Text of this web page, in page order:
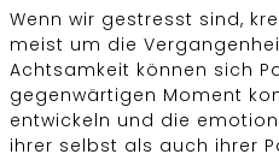
Wenn wir gestresst sind,
meist um die
Achtsamkeit können sich
gegenwärtigen Moment
entwickeln und die
ihrer selbst als auch ihrer